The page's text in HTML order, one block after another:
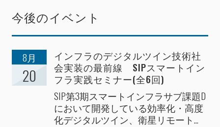
今後のイベント
8月
20
インフラのデジタルツイン技術社
会実装の最前線 SIPスマートイン
フラ実践セミナー(全6回)
SIP第3期スマートインフラサブ課題D
において開発している効率化・高度
化デジタルツイン、衛星リモート...